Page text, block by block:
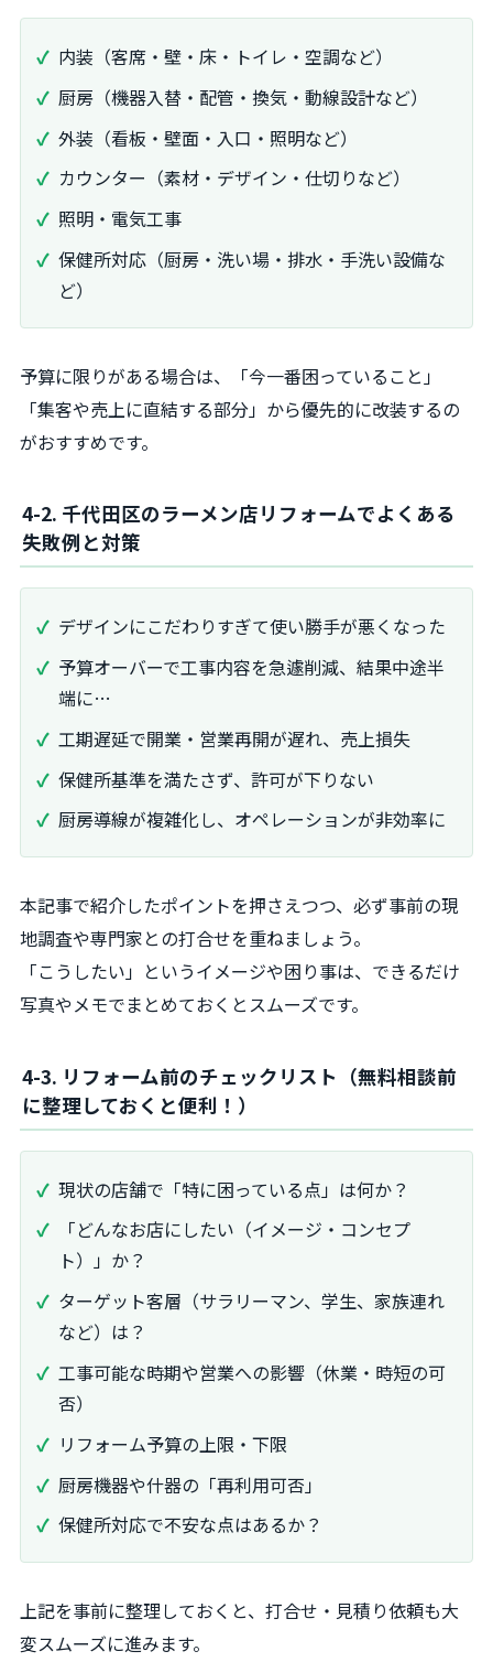
内装（客席・壁・床・トイレ・空調など）
厨房（機器入替・配管・換気・動線設計など）
外装（看板・壁面・入口・照明など）
カウンター（素材・デザイン・仕切りなど）
照明・電気工事
保健所対応（厨房・洗い場・排水・手洗い設備な
ど）
予算に限りがある場合は、「今一番困っていること」
「集客や売上に直結する部分」から優先的に改装するの
がおすすめです。
4-2. 千代田区のラーメン店リフォームでよくある
失敗例と対策
デザインにこだわりすぎて使い勝手が悪くなった
予算オーバーで工事内容を急遽削減、結果中途半
端に…
工期遅延で開業・営業再開が遅れ、売上損失
保健所基準を満たさず、許可が下りない
厨房導線が複雑化し、オペレーションが非効率に
本記事で紹介したポイントを押さえつつ、必ず事前の現
地調査や専門家との打合せを重ねましょう。
「こうしたい」というイメージや困り事は、できるだけ
写真やメモでまとめておくとスムーズです。
4-3. リフォーム前のチェックリスト（無料相談前
に整理しておくと便利！）
現状の店舗で「特に困っている点」は何か？
「どんなお店にしたい（イメージ・コンセプ
ト）」か？
ターゲット客層（サラリーマン、学生、家族連れ
など）は？
工事可能な時期や営業への影響（休業・時短の可
否）
リフォーム予算の上限・下限
厨房機器や什器の「再利用可否」
保健所対応で不安な点はあるか？
上記を事前に整理しておくと、打合せ・見積り依頼も大
変スムーズに進みます。